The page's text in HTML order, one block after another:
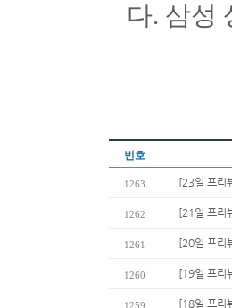
다. 삼성
번호
1263 [23일 프리
1262 [21일 프리
1261 [20일 프리
1260 [19일 프리
1259 [18일 프리